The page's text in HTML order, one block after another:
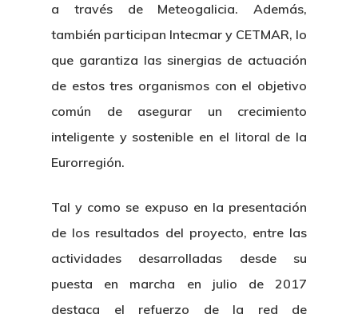
a través de Meteogalicia. Además,
también participan Intecmar y CETMAR, lo
que garantiza las sinergias de actuación
de estos tres organismos con el objetivo
común de asegurar un crecimiento
inteligente y sostenible en el litoral de la
Eurorregión.
Tal y como se expuso en la presentación
de los resultados del proyecto, entre las
actividades desarrolladas desde su
puesta en marcha en julio de 2017
destaca el refuerzo de la red de